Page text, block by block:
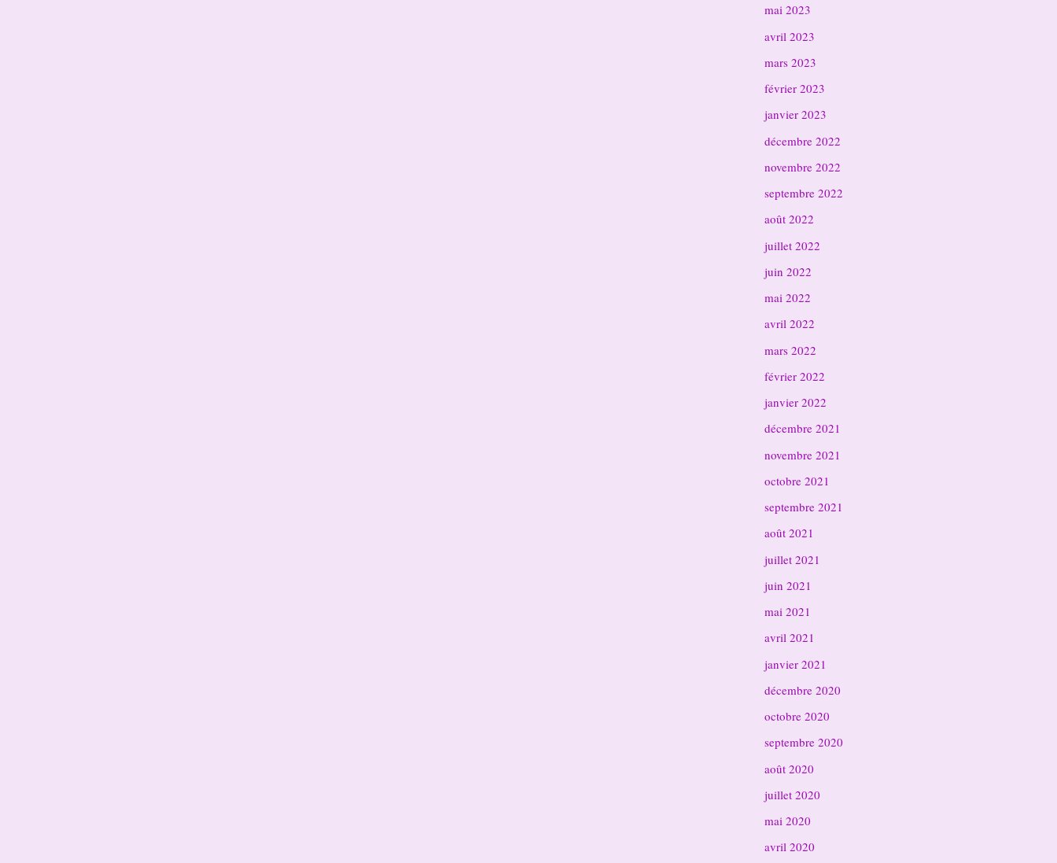
mai 2023
avril 2023
mars 2023
février 2023
janvier 2023
décembre 2022
novembre 2022
septembre 2022
août 2022
juillet 2022
juin 2022
mai 2022
avril 2022
mars 2022
février 2022
janvier 2022
décembre 2021
novembre 2021
octobre 2021
septembre 2021
août 2021
juillet 2021
juin 2021
mai 2021
avril 2021
janvier 2021
décembre 2020
octobre 2020
septembre 2020
août 2020
juillet 2020
mai 2020
avril 2020